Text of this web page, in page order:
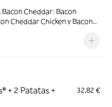
Bacon Cheddar: Bacon
Cheddar Chicken y Bacon
+ 2 Patatas +
32,82 €